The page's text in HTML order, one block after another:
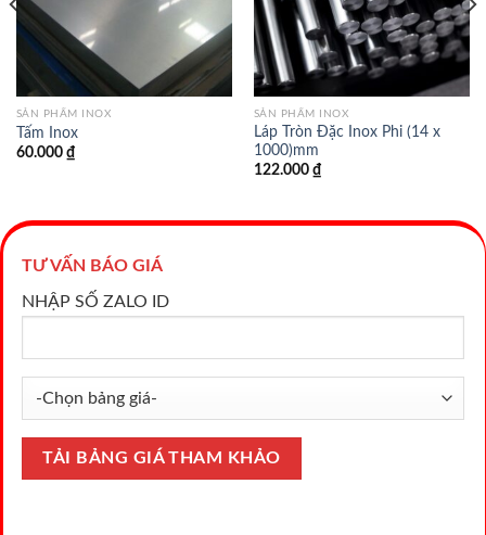
SẢN PHẨM INOX
Tấm Inox
60.000 ₫
SẢN PHẨM INOX
Láp Tròn Đặc Inox Phi (14 x
1000)mm
122.000 ₫
TƯ VẤN BÁO GIÁ
NHẬP SỐ ZALO ID